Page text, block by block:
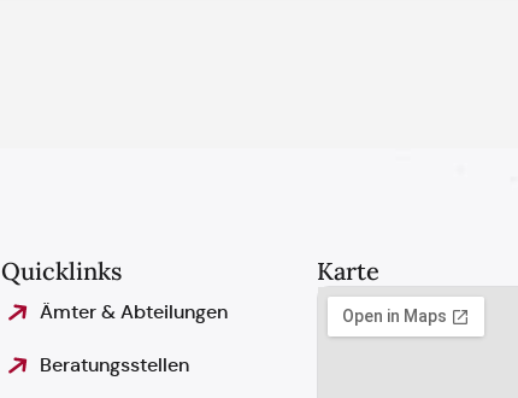
Quicklinks
Ämter & Abteilungen
Beratungsstellen
Karte